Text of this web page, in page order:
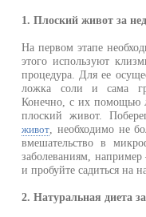
1. Плоский живот за
На первом этапе
этого используют
процедура. Для ее
ложка соли и сама
Конечно, с их помощью
плоский живот.
живот , необходимо не
вмешательство в
заболеваниям,
и пробуйте садиться на
2. Натуральная диета